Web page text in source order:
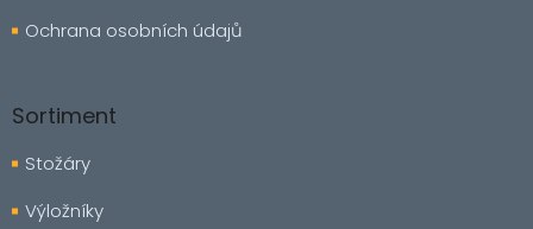
Ochrana osobních údajů
Sortiment
Stožáry
Výložníky